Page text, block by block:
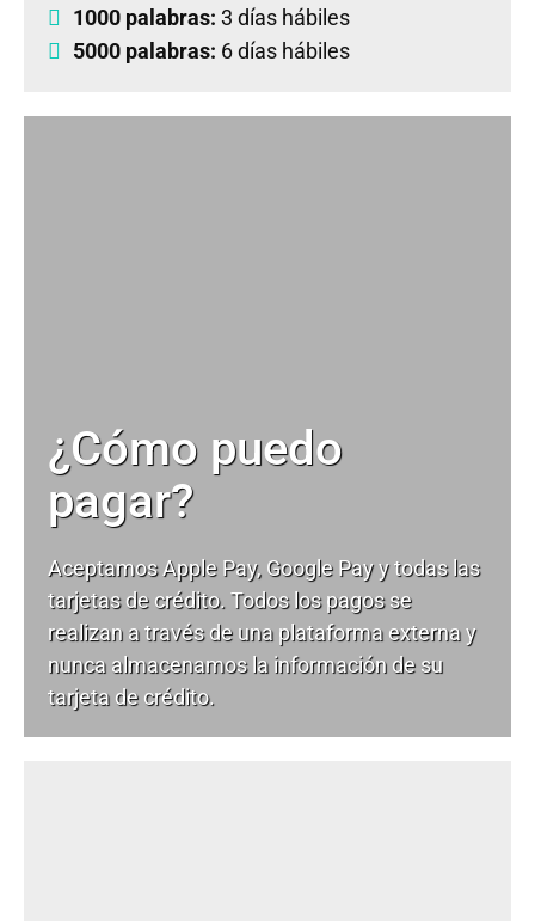
1000 palabras: 3 días hábiles
5000 palabras: 6 días hábiles
¿Cómo puedo
pagar?
Aceptamos Apple Pay, Google Pay y todas las
tarjetas de crédito. Todos los pagos se
realizan a través de una plataforma externa y
nunca almacenamos la información de su
tarjeta de crédito.